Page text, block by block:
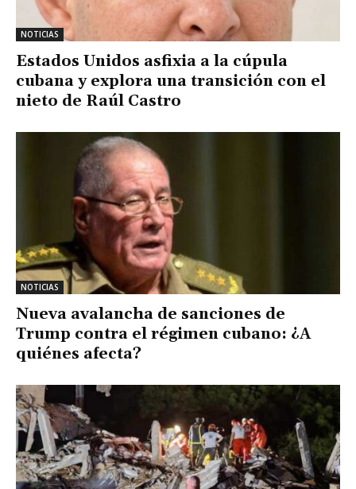
NOTICIAS
Estados Unidos asfixia a la cúpula
cubana y explora una transición con el
nieto de Raúl Castro
NOTICIAS
Nueva avalancha de sanciones de
Trump contra el régimen cubano: ¿A
quiénes afecta?